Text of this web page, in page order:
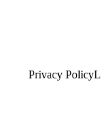
Privacy Policy